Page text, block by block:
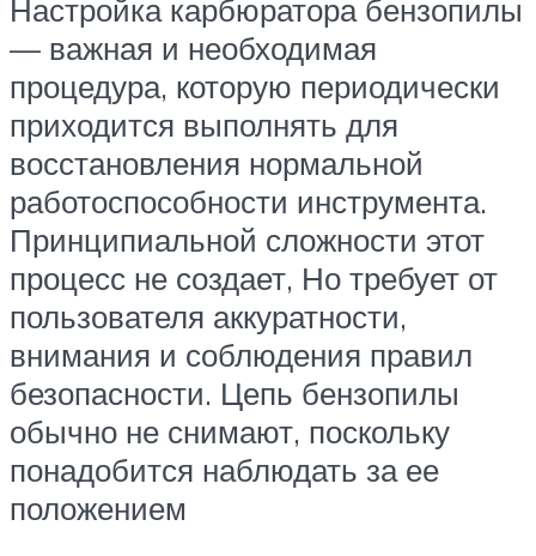
Настройка карбюратора бензопилы
— важная и необходимая
процедура, которую периодически
приходится выполнять для
восстановления нормальной
работоспособности инструмента.
Принципиальной сложности этот
процесс не создает, Но требует от
пользователя аккуратности,
внимания и соблюдения правил
безопасности. Цепь бензопилы
обычно не снимают, поскольку
понадобится наблюдать за ее
положением